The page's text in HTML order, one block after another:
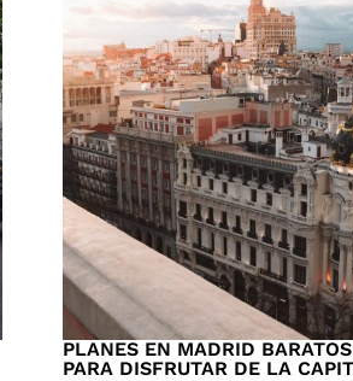
PLANES EN MADRID
PARA DISFRUTAR DE LA